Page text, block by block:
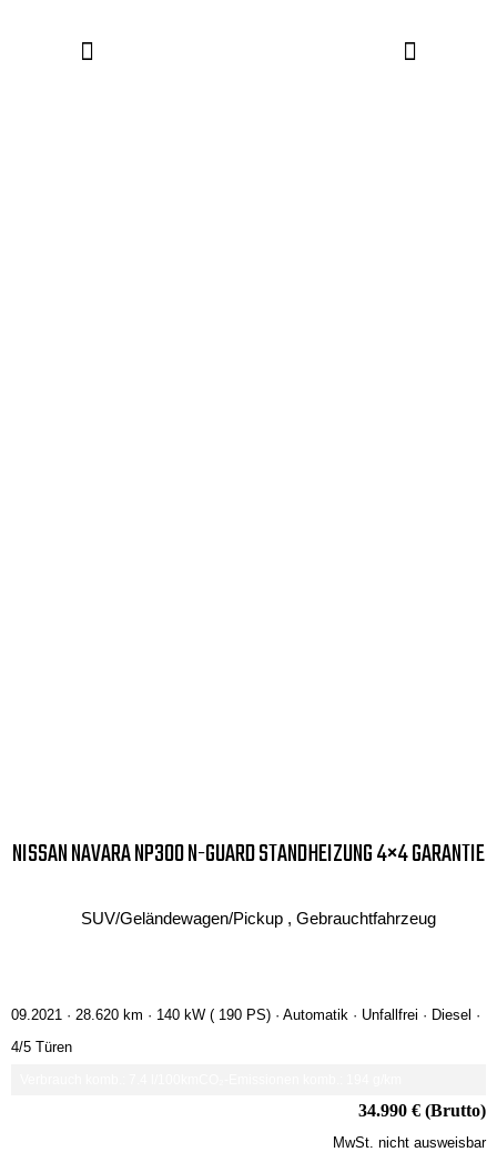
NISSAN NAVARA NP300 N-GUARD STANDHEIZUNG 4×4 GARANTIE
SUV/Geländewagen/Pickup , Gebrauchtfahrzeug
09.2021 · 28.620 km · 140 kW ( 190 PS) · Automatik · Unfallfrei · Diesel ·
4/5 Türen
34.990 € (Brutto)
MwSt. nicht ausweisbar